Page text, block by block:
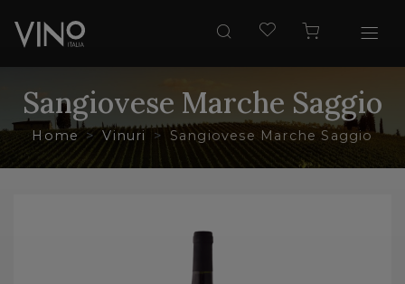
Sangiovese Marche Saggio
Home Vinuri Sangiovese Marche Saggio